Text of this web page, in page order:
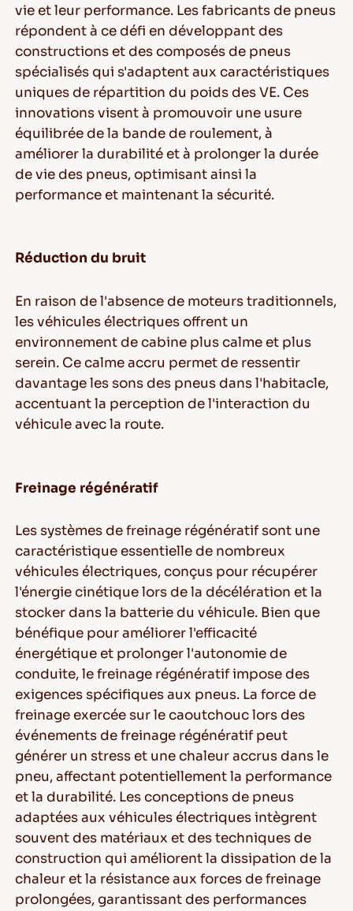
vie et leur performance. Les fabricants de pneus
répondent à ce défi en développant des
constructions et des composés de pneus
spécialisés qui s'adaptent aux caractéristiques
uniques de répartition du poids des VE. Ces
innovations visent à promouvoir une usure
équilibrée de la bande de roulement, à
améliorer la durabilité et à prolonger la durée
de vie des pneus, optimisant ainsi la
performance et maintenant la sécurité.
Réduction du bruit
En raison de l'absence de moteurs traditionnels,
les véhicules électriques offrent un
environnement de cabine plus calme et plus
serein. Ce calme accru permet de ressentir
davantage les sons des pneus dans l'habitacle,
accentuant la perception de l'interaction du
véhicule avec la route.
Freinage régénératif
Les systèmes de freinage régénératif sont une
caractéristique essentielle de nombreux
véhicules électriques, conçus pour récupérer
l'énergie cinétique lors de la décélération et la
stocker dans la batterie du véhicule. Bien que
bénéfique pour améliorer l'efficacité
énergétique et prolonger l'autonomie de
conduite, le freinage régénératif impose des
exigences spécifiques aux pneus. La force de
freinage exercée sur le caoutchouc lors des
événements de freinage régénératif peut
générer un stress et une chaleur accrus dans le
pneu, affectant potentiellement la performance
et la durabilité. Les conceptions de pneus
adaptées aux véhicules électriques intègrent
souvent des matériaux et des techniques de
construction qui améliorent la dissipation de la
chaleur et la résistance aux forces de freinage
prolongées, garantissant des performances